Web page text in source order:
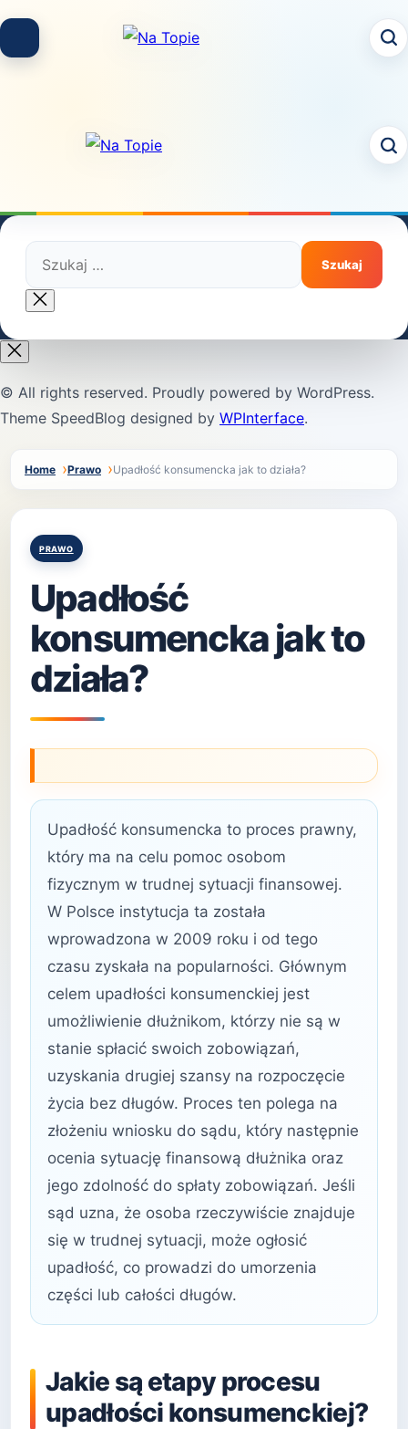
content
Szukaj:
Close
search
© All rights reserved. Proudly powered by WordPress.
Theme SpeedBlog designed by WPInterface.
Home Prawo Upadłość konsumencka jak to działa?
Posted
PRAWO
Upadłość
konsumencka jak to
działa?
Upadłość konsumencka to proces prawny,
który ma na celu pomoc osobom
fizycznym w trudnej sytuacji finansowej.
W Polsce instytucja ta została
wprowadzona w 2009 roku i od tego
czasu zyskała na popularności. Głównym
celem upadłości konsumenckiej jest
umożliwienie dłużnikom, którzy nie są w
stanie spłacić swoich zobowiązań,
uzyskania drugiej szansy na rozpoczęcie
życia bez długów. Proces ten polega na
złożeniu wniosku do sądu, który następnie
ocenia sytuację finansową dłużnika oraz
jego zdolność do spłaty zobowiązań. Jeśli
sąd uzna, że osoba rzeczywiście znajduje
się w trudnej sytuacji, może ogłosić
upadłość, co prowadzi do umorzenia
części lub całości długów.
Jakie są etapy procesu
upadłości konsumenckiej?